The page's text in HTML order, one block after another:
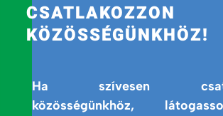
CSATLAKOZZON
KÖZÖSSÉGÜNKHÖZ!
Ha szívesen
közösségünkhöz,